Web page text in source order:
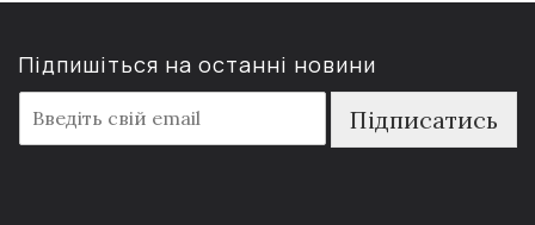
Підпишіться на останні новини
m
a
Підписатись